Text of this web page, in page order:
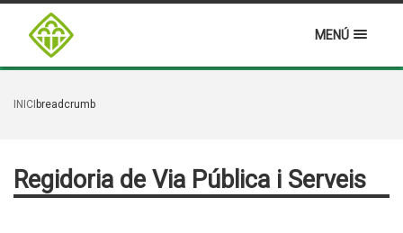
MENÚ
INICI breadcrumb
Regidoria de Via Pública i Serveis